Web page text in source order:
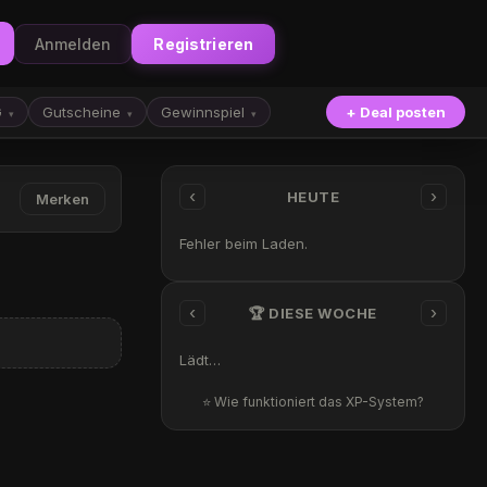
Anmelden Registrieren
▾ Gutscheine ▾ Gewinnspiel ▾ + Deal posten
Merken ‹ HEUTE ›
Fehler beim Laden.
‹ 🏆 DIESE WOCHE ›
Lädt…
⭐ Wie funktioniert das XP-System?